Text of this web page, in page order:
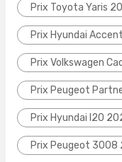
Prix Toyota Yaris
Prix Hyundai
Prix Volkswagen
Prix Peugeot
Prix Hyundai I20
Prix Peugeot 3008